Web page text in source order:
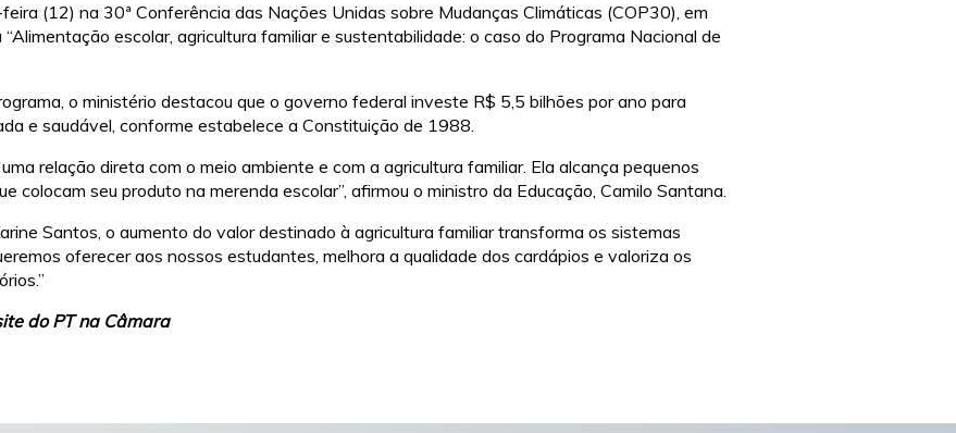
(12) na 30ª Conferência das Nações Unidas sobre Mudanças Climáticas (COP30), em
escolar, agricultura familiar e sustentabilidade: o caso do Programa Nacional de
o ministério destacou que o governo federal investe R$ 5,5 bilhões por ano para
e saudável, conforme estabelece a Constituição de 1988.
relação direta com o meio ambiente e com a agricultura familiar. Ela alcança pequenos
colocam seu produto na merenda escolar”, afirmou o ministro da Educação, Camilo Santana.
Santos, o aumento do valor destinado à agricultura familiar transforma os sistemas
oferecer aos nossos estudantes, melhora a qualidade dos cardápios e valoriza os
do PT na Câmara